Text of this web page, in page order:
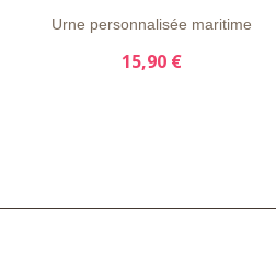
Urne personnalisée maritime
15,90 €